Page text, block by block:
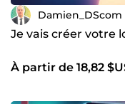
Damien_DScom
Je vais créer votre
À partir de 18,82